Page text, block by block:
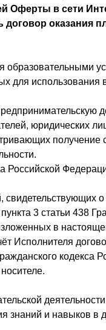
Оферты в сети
оказания
образовательными
для использования
юридических
получение
Российской
3 статьи 438
в
Исполнителя
кодекса
знаний и навыков в